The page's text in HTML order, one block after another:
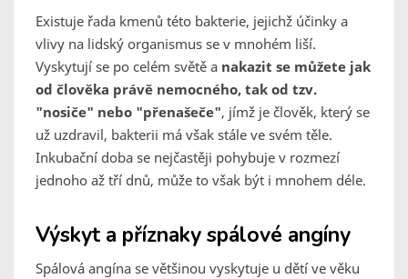
Existuje řada kmenů této bakterie, jejichž účinky a
vlivy na lidský organismus se v mnohém liší.
Vyskytují se po celém světě a nakazit se můžete jak
od člověka právě nemocného, tak od tzv.
"nosiče" nebo "přenašeče", jímž je člověk, který se
už uzdravil, bakterii má však stále ve svém těle.
Inkubační doba se nejčastěji pohybuje v rozmezí
jednoho až tří dnů, může to však být i mnohem déle.
Výskyt a příznaky spálové angíny
Spálová angína se většinou vyskytuje u dětí ve věku